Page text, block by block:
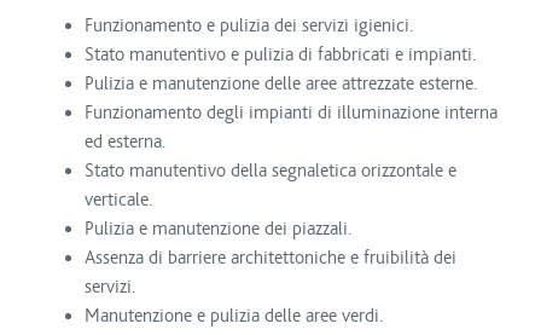
Funzionamento e pulizia dei servizi igienici.
Stato manutentivo e pulizia di fabbricati e impianti.
Pulizia e manutenzione delle aree attrezzate esterne.
Funzionamento degli impianti di illuminazione interna
ed esterna.
Stato manutentivo della segnaletica orizzontale e
verticale.
Pulizia e manutenzione dei piazzali.
Assenza di barriere architettoniche e fruibilità dei
servizi.
Manutenzione e pulizia delle aree verdi.